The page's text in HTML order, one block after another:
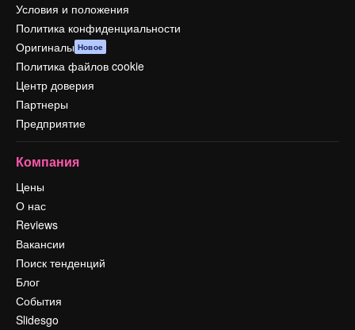
Условия и положения
Политика конфиденциальности
Оригиналы Новое
Политика файлов cookie
Центр доверия
Партнеры
Предприятие
Компания
Цены
О нас
Reviews
Вакансии
Поиск тенденций
Блог
События
Slidesgo